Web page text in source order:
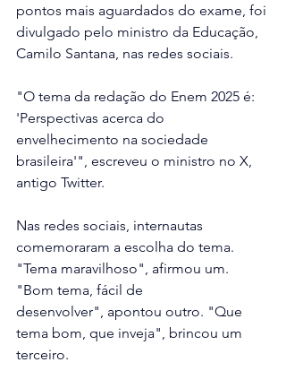
pontos mais aguardados do exame, foi
divulgado pelo ministro da Educação,
Camilo Santana, nas redes sociais.
"O tema da redação do Enem 2025 é:
'Perspectivas acerca do
envelhecimento na sociedade
brasileira'", escreveu o ministro no X,
antigo Twitter.
Nas redes sociais, internautas
comemoraram a escolha do tema.
"Tema maravilhoso", afirmou um.
"Bom tema, fácil de
desenvolver", apontou outro. "Que
tema bom, que inveja", brincou um
terceiro.